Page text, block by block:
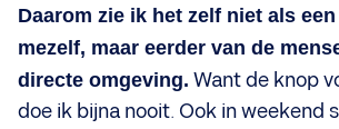
Daarom zie ik het zelf niet als
mezelf, maar eerder van de
directe omgeving. Want de knop
doe ik bijna nooit. Ook in weekend